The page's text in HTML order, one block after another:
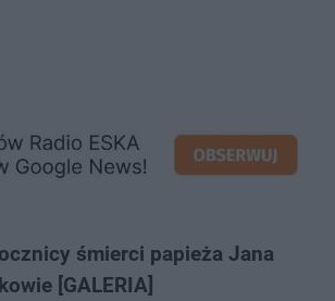
śmierci papieża Jana
[GALERIA]